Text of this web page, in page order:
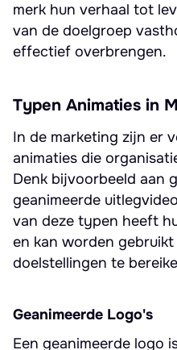
merk hun verhaal tot
van de doelgroep
effectief overbrengen.
Typen Animaties in
In de marketing zijn er
animaties die
Denk bijvoorbeeld aan
geanimeerde
van deze typen heeft
en kan worden
doelstellingen te
Geanimeerde Logo's
Een geanimeerde logo